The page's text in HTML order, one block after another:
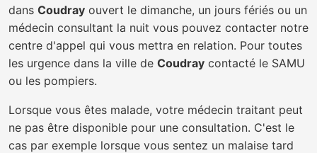
dans Coudray ouvert le dimanche, un jours fériés ou un
médecin consultant la nuit vous pouvez contacter notre
centre d'appel qui vous mettra en relation. Pour toutes
les urgence dans la ville de Coudray contacté le SAMU
ou les pompiers.
Lorsque vous êtes malade, votre médecin traitant peut
ne pas être disponible pour une consultation. C'est le
cas par exemple lorsque vous sentez un malaise tard